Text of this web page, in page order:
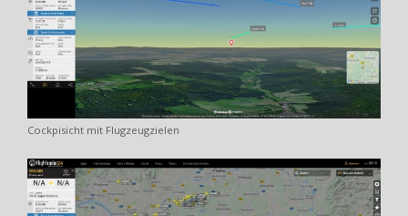
Cockpisicht mit Flugzeugzielen